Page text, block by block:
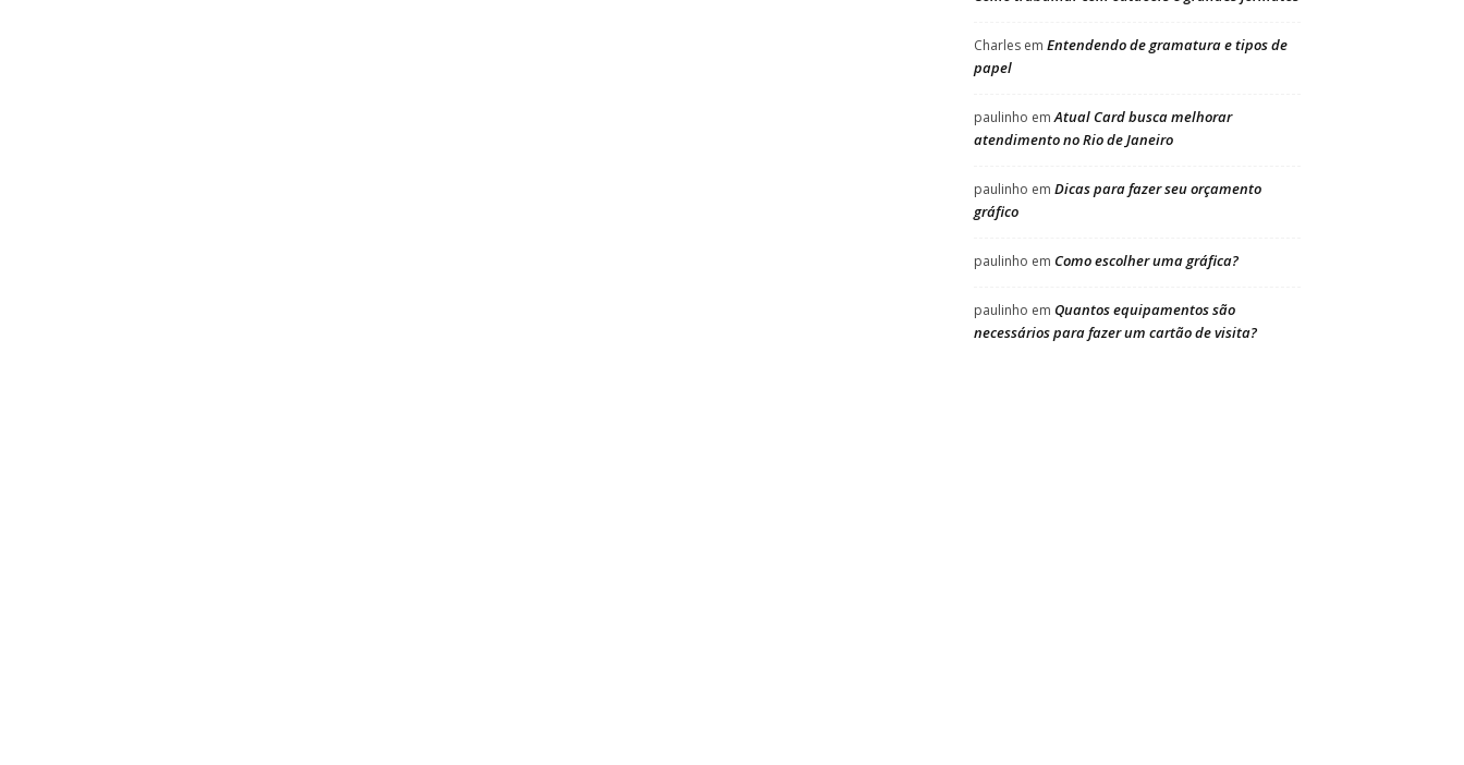
Charles em Entendendo de gramatura e tipos de
papel
paulinho emAtual Card busca melhorar
atendimento no Rio de Janeiro
paulinho em Dicas para fazer seu orçamento
gráfico
paulinho em Como escolher uma gráfica?
paulinho em Quantos equipamentos são
necessários para fazer um cartão de visita?